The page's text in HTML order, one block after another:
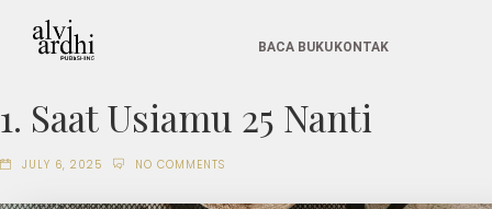
BACA BUKU KONTAK
1. Saat Usiamu 25 Nanti
JULY 6, 2025 NO COMMENTS